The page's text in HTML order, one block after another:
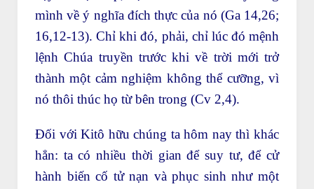
mình về ý nghĩa đích thực của nó (Ga 14,26;
16,12-13). Chỉ khi đó, phải, chỉ lúc đó mệnh
lệnh Chúa truyền trước khi về trời mới trở
thành một cảm nghiệm không thể cưỡng, vì
nó thôi thúc họ từ bên trong (Cv 2,4).
Đối với Kitô hữu chúng ta hôm nay thì khác
hẳn: ta có nhiều thời gian để suy tư, để cử
hành biến cố tử nạn và phục sinh như một